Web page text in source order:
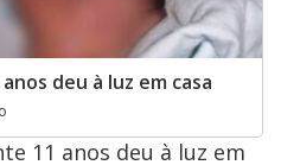
deu à luz em casa
11 anos deu à luz em